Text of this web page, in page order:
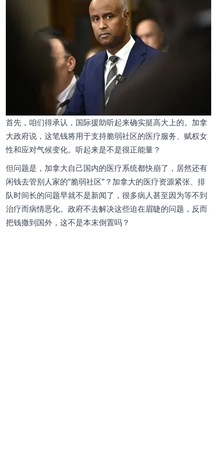
首先，咱们得承认，国际援助听起来确实挺高大上的。加拿
大政府说，这笔钱将用于支持脆弱社区的医疗服务、赋权女
性和应对气候变化。听起来是不是很正能量？
但问题是，加拿大自己国内的医疗系统都快崩了，居然还有
闲钱去管别人家的“脆弱社区”？加拿大的医疗资源紧张、排
队时间长的问题早就不是新闻了，很多病人甚至因为等不到
治疗而病情恶化。政府不去解决这些迫在眉睫的问题，反而
把钱撒到国外，这不是本末倒置吗？